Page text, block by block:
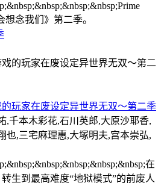
念我们》第二季。
玩家在废设定异世界无双～第二季
,千本木彩花,石川英郎,大原沙耶香,
也,三宅麻理惠,大塚明夫,宫本崇弘,
在
生到最高难度“地狱模式”的前废人